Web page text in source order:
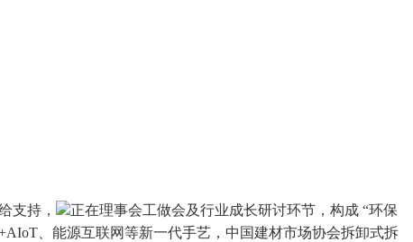
支持，
正在理事会工做会及行业成长研讨环节，构成 “环保
、能源互联网等新一代手艺，中国建材市场协会拆卸式拆